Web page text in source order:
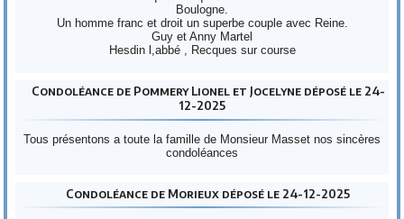
Boulogne.
Un homme franc et droit un superbe couple avec Reine.
Guy et Anny Martel
Hesdin l,abbé , Recques sur course
Condoléance de Pommery Lionel et Jocelyne déposé le 24-
12-2025
Tous présentons a toute la famille de Monsieur Masset nos sincères
condoléances
Condoléance de Morieux déposé le 24-12-2025